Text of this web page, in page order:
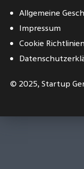
Allgemeine
Impressum
Cookie
© 2025,Startup